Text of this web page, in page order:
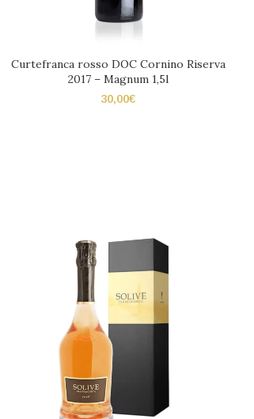
Curtefranca rosso DOC Cornino Riserva
2017 – Magnum 1,5l
30,00€